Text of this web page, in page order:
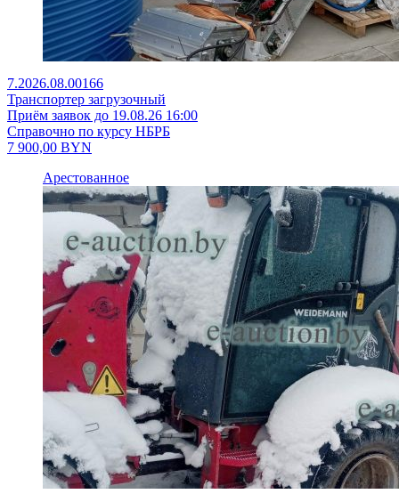
7.2026.08.00166
Транспортер загрузочный
Приём заявок до 19.08.26 16:00
Справочно по курсу НБРБ
7 900,00 BYN
Арестованное